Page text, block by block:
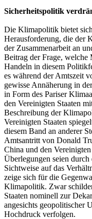
Sicherheitspolitik
Die Klimapolitik bietet
Herausforderung, die der
der Zusammenarbeit an
Beitrag der Frage, welche
Handeln in diesem
es während der Amtszeit
gewisse Annäherung in
in Form des Pariser
den Vereinigten Staaten
Beschreibung der
Vereinigten Staaten
diesem Band an anderer
Amtsantritt von Donald
China und den
Überlegungen seien
Sichtweise auf das
zeige sich für die
Klimapolitik. Zwar
Staaten nominell zur
angesichts geopolitischer
Hochdruck verfolgen.